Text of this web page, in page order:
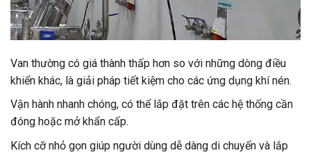
Van thường có giá thành thấp hơn so với những dòng điều
khiển khác, là giải pháp tiết kiệm cho các ứng dụng khí nén.
Vận hành nhanh chóng, có thể lắp đặt trên các hệ thống cần
đóng hoặc mở khẩn cấp.
Kích cỡ nhỏ gọn giúp người dùng dễ dàng di chuyển và lắp